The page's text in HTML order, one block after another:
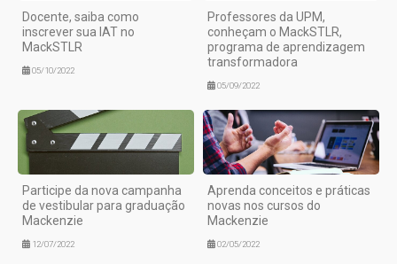
Docente, saiba como
inscrever sua IAT no
MackSTLR
05/10/2022
Professores da UPM,
conheçam o MackSTLR,
programa de aprendizagem
transformadora
05/09/2022
Participe da nova campanha
de vestibular para graduação
Mackenzie
12/07/2022
Aprenda conceitos e práticas
novas nos cursos do
Mackenzie
02/05/2022